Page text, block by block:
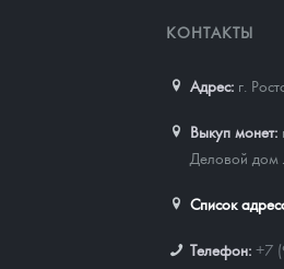
КОНТАКТЫ
Адрес: г.
Выкуп монет:
Деловой
Список
Телефон: +7